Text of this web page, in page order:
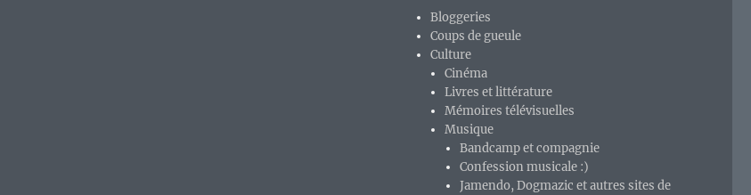
Bloggeries
Coups de gueule
Culture
Cinéma
Livres et littérature
Mémoires télévisuelles
Musique
Bandcamp et compagnie
Confession musicale :)
Jamendo, Dogmazic et autres sites de